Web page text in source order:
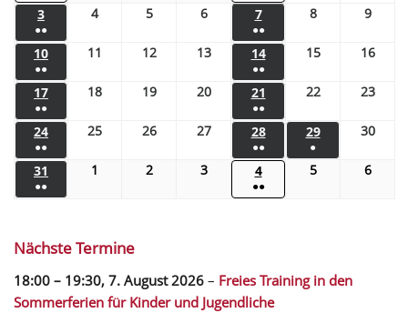
3
●●
4 5 6 7
●●
8 9
10
●●
11 12 13 14
●●
15 16
17
●●
18 19 20 21
●●
22 23
24
●●
25 26 27 28
●●
29
●
30
31
●●
1 2 3 4
●●
5 6
Nächste Termine
18:00 – 19:30, 7. August 2026 – Freies Training in den
Sommerferien für Kinder und Jugendliche